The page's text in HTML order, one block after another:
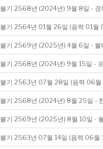
불기 2568년 (2024년) 9월 8일 - 경
불기 2564년 01월 26일 (음력 01월
불기 2569년 (2025년) 4월 6일 - 불
불기 2568년 (2024년) 9월 15일 -
불기 2563년 07월 28일 (음력 06월
불기 2568년 (2024년) 8월 25일 -
불기 2569년 (2025년) 8월 10일 -
불기 2563년 07월 14일 (음력 06월